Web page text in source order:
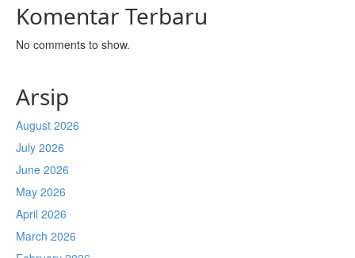
Komentar Terbaru
No comments to show.
Arsip
August 2026
July 2026
June 2026
May 2026
April 2026
March 2026